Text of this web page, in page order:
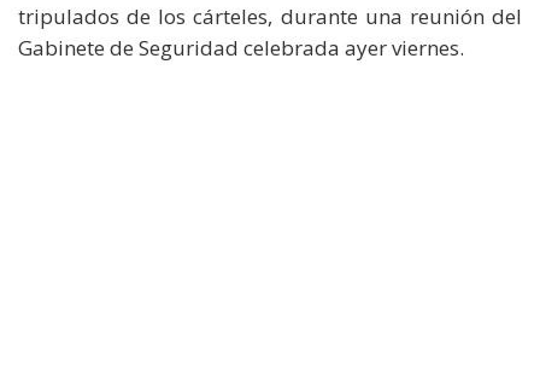
tripulados de los cárteles, durante una reunión del
Gabinete de Seguridad celebrada ayer viernes.